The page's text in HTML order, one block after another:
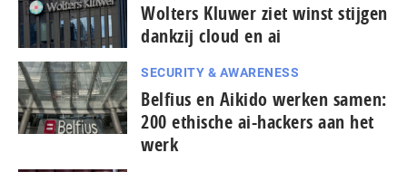
Wolters Kluwer ziet winst stijgen
dankzij cloud en ai
SECURITY & AWARENESS
Belfius en Aikido werken samen:
200 ethische ai-hackers aan het
werk